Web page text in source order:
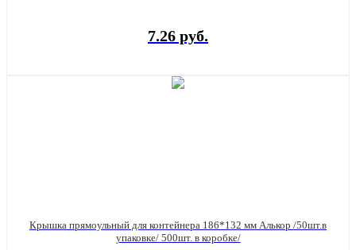
7.26 руб.
Крышка прямоульный для контейнера 186*132 мм Алькор /50шт.в
упаковке/ 500шт. в коробке/